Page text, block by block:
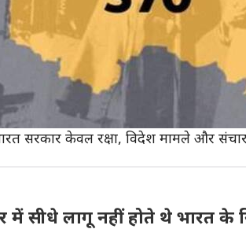
370?
का अनुच्छेद 370 जम्मू और कश्मीर को
अधिकारों के तहत जम्मू-कश्मीर राज्य का
सरकार केवल रक्षा, विदेश मामले और
में सीधे लागू नहीं होते थे भारत के